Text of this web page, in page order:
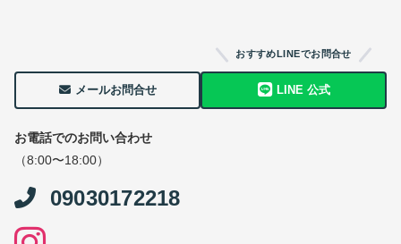
メールお問合せ
おすすめLINEでお問合せ
LINE 公式
お電話でのお問い合わせ
（8:00〜18:00）
09030172218